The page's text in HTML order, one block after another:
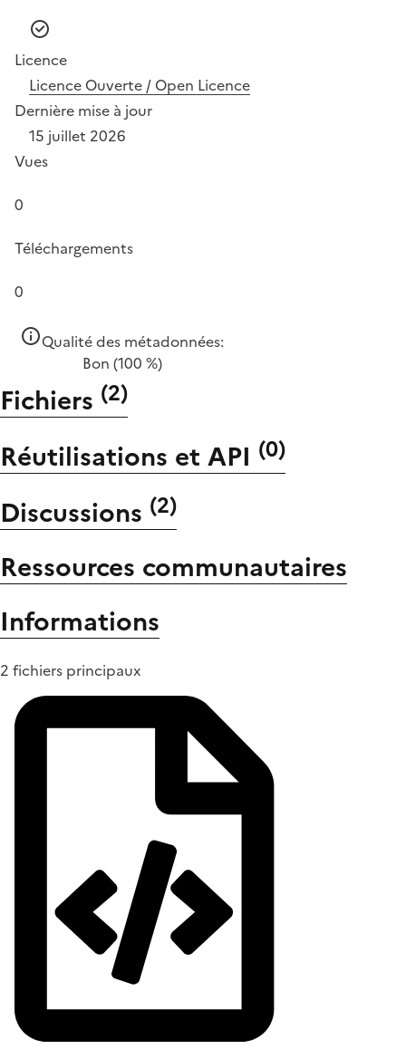
Licence
Licence Ouverte / Open Licence
Dernière mise à jour
15 juillet 2026
Vues
0
Téléchargements
0
Qualité des métadonnées:
Bon (100 %)
Fichiers (2)
Réutilisations et API (0)
Discussions (2)
Ressources communautaires
Informations
2 fichiers principaux